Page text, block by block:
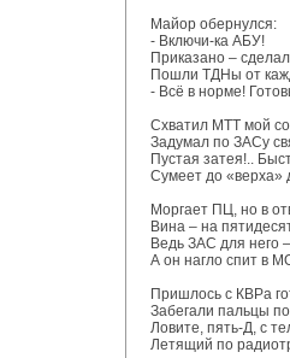
Майор обернулся:
- Включи-ка АБУ!
Приказано –
Пошли ТДНы от
- Всё в норме!
Схватил МТТ мой
Задумал по ЗАСу
Пустая затея!..
Сумеет до «верха»
Моргает ПЦ, но в
Вина – на
Ведь ЗАС для него
А он нагло спит в
Пришлось с КВРа
Забегали пальцы
Ловите, пять-Д, с
Летящий по